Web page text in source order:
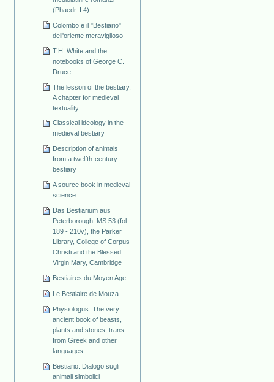
(Phaedr. I 4)
Colombo e il "Bestiario"
dell'oriente meraviglioso
T.H. White and the
notebooks of George C.
Druce
The lesson of the bestiary.
A chapter for medieval
textuality
Classical ideology in the
medieval bestiary
Description of animals
from a twelfth-century
bestiary
A source book in medieval
science
Das Bestiarium aus
Peterborough: MS 53 (fol.
189 - 210v), the Parker
Library, College of Corpus
Christi and the Blessed
Virgin Mary, Cambridge
Bestiaires du Moyen Age
Le Bestiaire de Mouza
Physiologus. The very
ancient book of beasts,
plants and stones, trans.
from Greek and other
languages
Bestiario. Dialogo sugli
animali simbolici